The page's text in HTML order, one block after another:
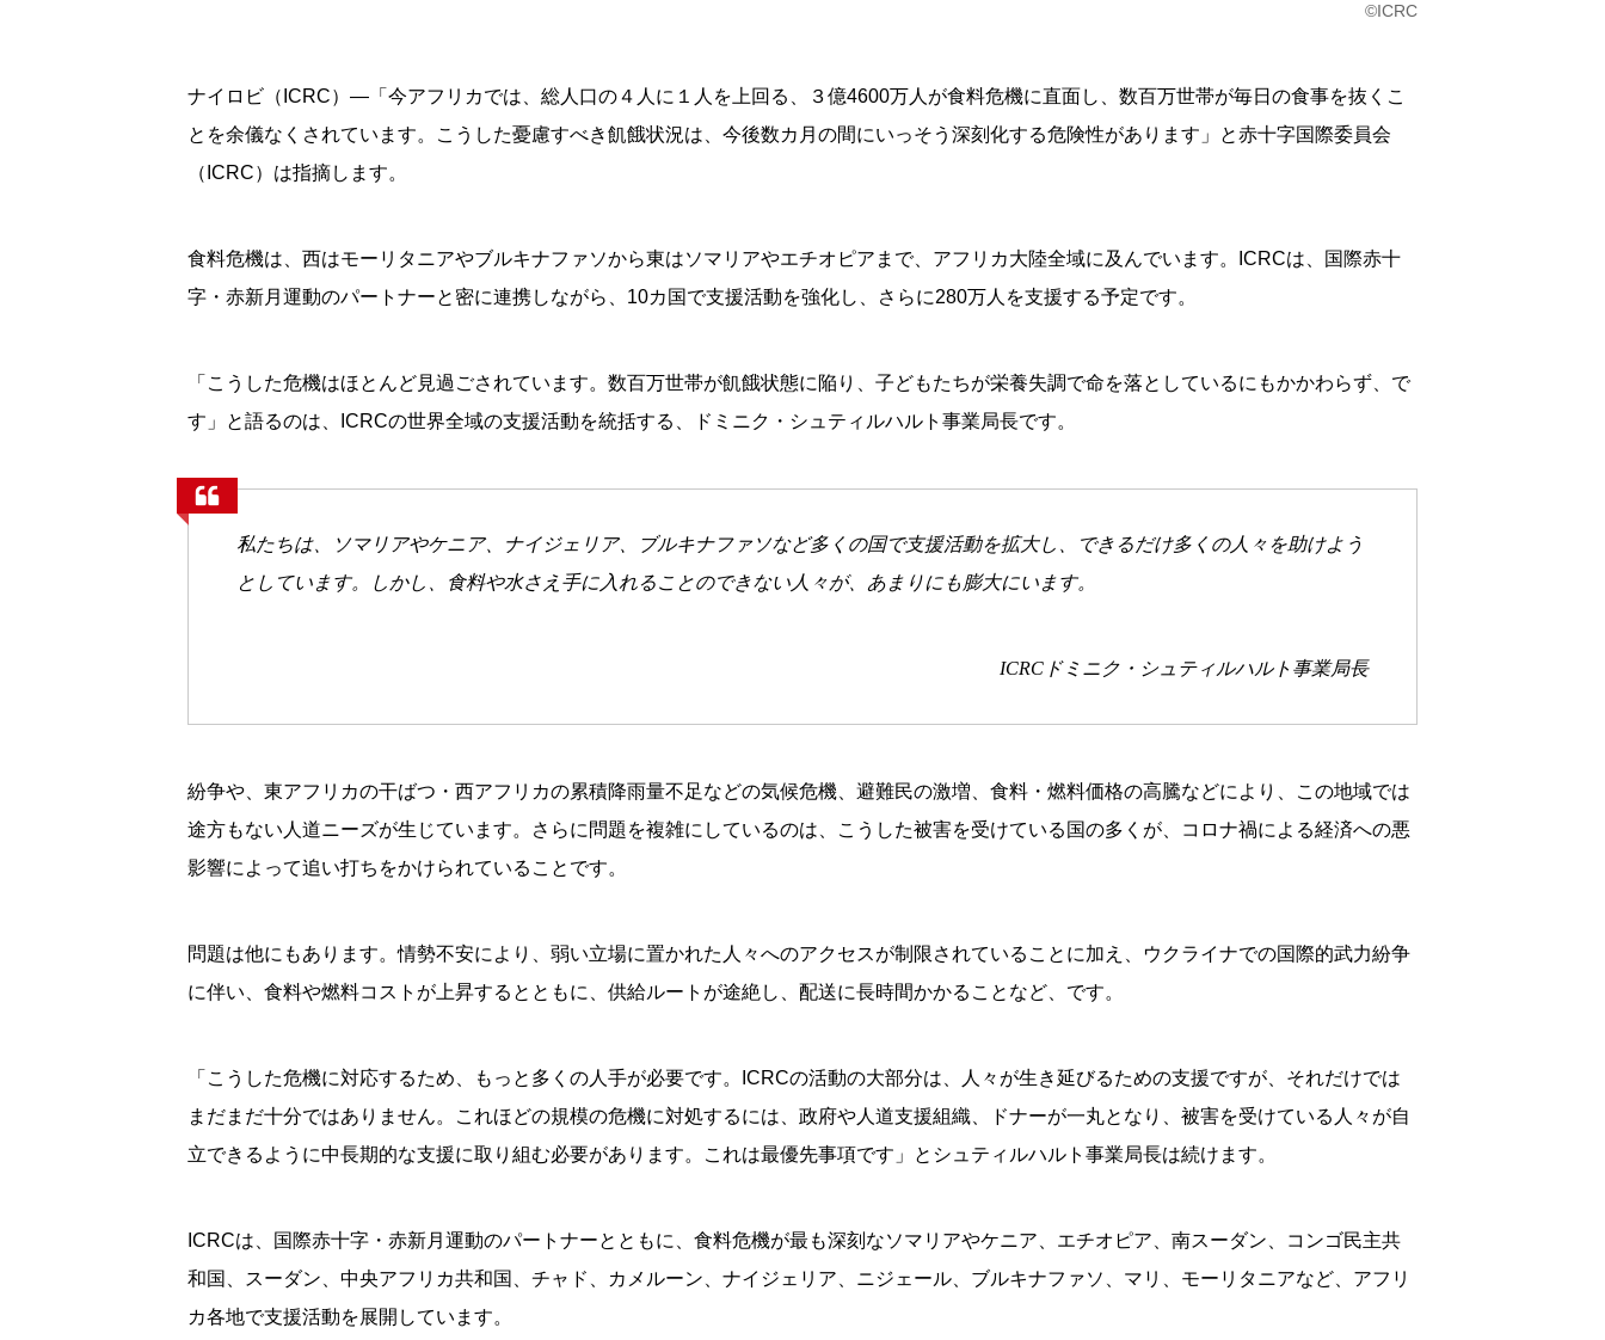
©ICRC
ナイロビ（ICRC）―「今アフリカでは、総人口の４人に１人を上回る、３億4600万人が食料危機に直面し、数百万世帯が毎日の食事を抜くこ
とを余儀なくされています。こうした憂慮すべき飢餓状況は、今後数カ月の間にいっそう深刻化する危険性があります」と赤十字国際委員会
（ICRC）は指摘します。
食料危機は、西はモーリタニアやブルキナファソから東はソマリアやエチオピアまで、アフリカ大陸全域に及んでいます。ICRCは、国際赤十
字・赤新月運動のパートナーと密に連携しながら、10カ国で支援活動を強化し、さらに280万人を支援する予定です。
「こうした危機はほとんど見過ごされています。数百万世帯が飢餓状態に陥り、子どもたちが栄養失調で命を落としているにもかかわらず、で
す」と語るのは、ICRCの世界全域の支援活動を統括する、ドミニク・シュティルハルト事業局長です。
私たちは、ソマリアやケニア、ナイジェリア、ブルキナファソなど多くの国で支援活動を拡大し、できるだけ多くの人々を助けよう
としています。しかし、食料や水さえ手に入れることのできない人々が、あまりにも膨大にいます。
ICRCドミニク・シュティルハルト事業局長
紛争や、東アフリカの干ばつ・西アフリカの累積降雨量不足などの気候危機、避難民の激増、食料・燃料価格の高騰などにより、この地域では
途方もない人道ニーズが生じています。さらに問題を複雑にしているのは、こうした被害を受けている国の多くが、コロナ禍による経済への悪
影響によって追い打ちをかけられていることです。
問題は他にもあります。情勢不安により、弱い立場に置かれた人々へのアクセスが制限されていることに加え、ウクライナでの国際的武力紛争
に伴い、食料や燃料コストが上昇するとともに、供給ルートが途絶し、配送に長時間かかることなど、です。
「こうした危機に対応するため、もっと多くの人手が必要です。ICRCの活動の大部分は、人々が生き延びるための支援ですが、それだけでは
まだまだ十分ではありません。これほどの規模の危機に対処するには、政府や人道支援組織、ドナーが一丸となり、被害を受けている人々が自
立できるように中長期的な支援に取り組む必要があります。これは最優先事項です」とシュティルハルト事業局長は続けます。
ICRCは、国際赤十字・赤新月運動のパートナーとともに、食料危機が最も深刻なソマリアやケニア、エチオピア、南スーダン、コンゴ民主共
和国、スーダン、中央アフリカ共和国、チャド、カメルーン、ナイジェリア、ニジェール、ブルキナファソ、マリ、モーリタニアなど、アフリ
カ各地で支援活動を展開しています。